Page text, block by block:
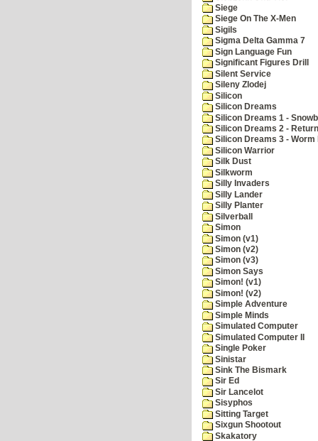
Siege
Siege On The X-Men
Sigils
Sigma Delta Gamma 7
Sign Language Fun
Significant Figures Drill
Silent Service
Sileny Zlodej
Silicon
Silicon Dreams
Silicon Dreams 1 -
Silicon Dreams 2 -
Silicon Dreams 3 - Worm
Silicon Warrior
Silk Dust
Silkworm
Silly Invaders
Silly Lander
Silly Planter
Silverball
Simon
Simon (v1)
Simon (v2)
Simon (v3)
Simon Says
Simon! (v1)
Simon! (v2)
Simple Adventure
Simple Minds
Simulated Computer
Simulated Computer II
Single Poker
Sinistar
Sink The Bismark
Sir Ed
Sir Lancelot
Sisyphos
Sitting Target
Sixgun Shootout
Skakatory